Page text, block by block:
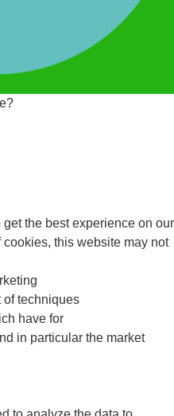
the best experience on our
this website may not
of techniques
have for
in particular the market